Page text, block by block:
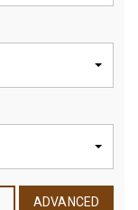
ADVANCED